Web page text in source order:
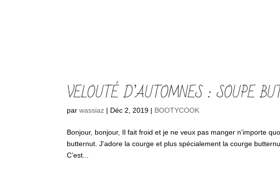
VELOUTÉ D’AUTOMNES : SOUPE
parwassiaz | Déc 2, 2019 | BOOTYCOOK
Bonjour, bonjour, Il fait froid et je ne veux pas manger n’importe
butternut. J’adore la courge et plus spécialement la courge
C’est...